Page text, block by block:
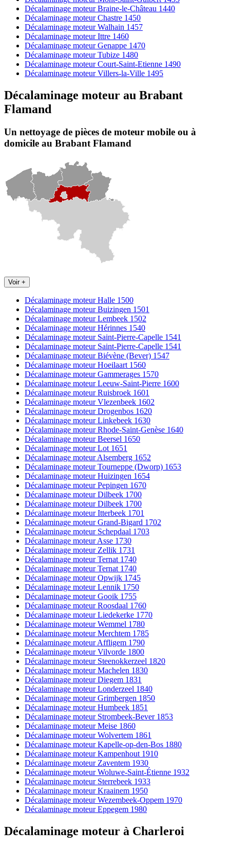
Décalaminage moteur Braine-le-Château 1440
Décalaminage moteur Chastre 1450
Décalaminage moteur Walhain 1457
Décalaminage moteur Ittre 1460
Décalaminage moteur Genappe 1470
Décalaminage moteur Tubize 1480
Décalaminage moteur Court-Saint-Etienne 1490
Décalaminage moteur Villers-la-Ville 1495
Décalaminage moteur au Brabant
Flamand
Un nettoyage de pièces de moteur mobile ou à
domicile au Brabant Flamand
Voir +
Décalaminage moteur Halle 1500
Décalaminage moteur Buizingen 1501
Décalaminage moteur Lembeek 1502
Décalaminage moteur Hérinnes 1540
Décalaminage moteur Saint-Pierre-Capelle 1541
Décalaminage moteur Saint-Pierre-Capelle 1541
Décalaminage moteur Biévène (Bever) 1547
Décalaminage moteur Hoeilaart 1560
Décalaminage moteur Gammerages 1570
Décalaminage moteur Leeuw-Saint-Pierre 1600
Décalaminage moteur Ruisbroek 1601
Décalaminage moteur Vlezenbeek 1602
Décalaminage moteur Drogenbos 1620
Décalaminage moteur Linkebeek 1630
Décalaminage moteur Rhode-Saint-Genèse 1640
Décalaminage moteur Beersel 1650
Décalaminage moteur Lot 1651
Décalaminage moteur Alsemberg 1652
Décalaminage moteur Tourneppe (Dworp) 1653
Décalaminage moteur Huizingen 1654
Décalaminage moteur Pepingen 1670
Décalaminage moteur Dilbeek 1700
Décalaminage moteur Dilbeek 1700
Décalaminage moteur Itterbeek 1701
Décalaminage moteur Grand-Bigard 1702
Décalaminage moteur Schepdaal 1703
Décalaminage moteur Asse 1730
Décalaminage moteur Zellik 1731
Décalaminage moteur Ternat 1740
Décalaminage moteur Ternat 1740
Décalaminage moteur Opwijk 1745
Décalaminage moteur Lennik 1750
Décalaminage moteur Gooik 1755
Décalaminage moteur Roosdaal 1760
Décalaminage moteur Liedekerke 1770
Décalaminage moteur Wemmel 1780
Décalaminage moteur Merchtem 1785
Décalaminage moteur Affligem 1790
Décalaminage moteur Vilvorde 1800
Décalaminage moteur Steenokkerzeel 1820
Décalaminage moteur Machelen 1830
Décalaminage moteur Diegem 1831
Décalaminage moteur Londerzeel 1840
Décalaminage moteur Grimbergen 1850
Décalaminage moteur Humbeek 1851
Décalaminage moteur Strombeek-Bever 1853
Décalaminage moteur Meise 1860
Décalaminage moteur Wolvertem 1861
Décalaminage moteur Kapelle-op-den-Bos 1880
Décalaminage moteur Kampenhout 1910
Décalaminage moteur Zaventem 1930
Décalaminage moteur Woluwe-Saint-Étienne 1932
Décalaminage moteur Sterrebeek 1933
Décalaminage moteur Kraainem 1950
Décalaminage moteur Wezembeek-Oppem 1970
Décalaminage moteur Eppegem 1980
Décalaminage moteur à Charleroi